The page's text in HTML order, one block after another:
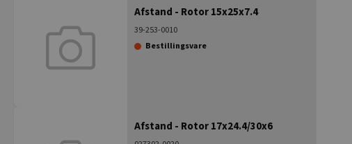
Afstand - Rotor 15x25x7.4
39-253-0010
Bestillingsvare
Afstand - Rotor 17x24.4/30x6